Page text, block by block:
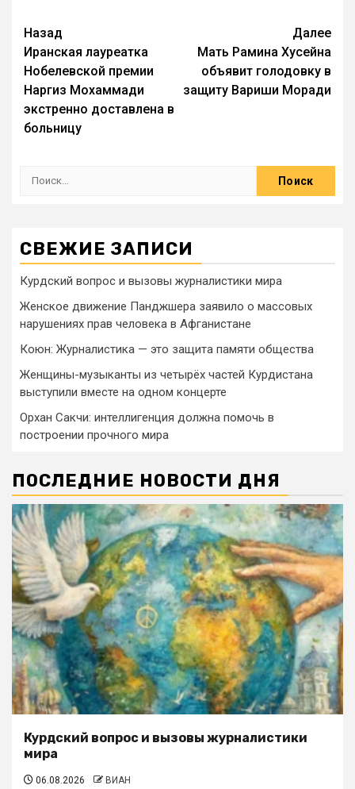
Назад
Иранская лауреатка
Нобелевской премии
Наргиз Мохаммади
экстренно доставлена в
больницу
Далее
Мать Рамина Хусейна
объявит голодовку в
защиту Вариши Моради
СВЕЖИЕ ЗАПИСИ
Курдский вопрос и вызовы журналистики мира
Женское движение Панджшера заявило о массовых
нарушениях прав человека в Афганистане
Коюн: Журналистика — это защита памяти общества
Женщины-музыканты из четырёх частей Курдистана
выступили вместе на одном концерте
Орхан Сакчи: интеллигенция должна помочь в
построении прочного мира
ПОСЛЕДНИЕ НОВОСТИ ДНЯ
Курдский вопрос и вызовы журналистики
мира
06.08.2026 ВИАН